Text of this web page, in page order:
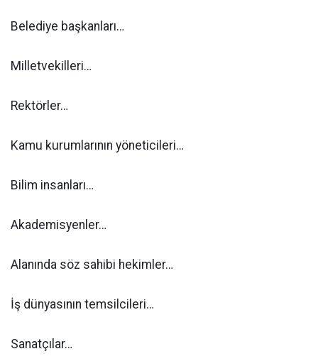
Belediye başkanları…
Milletvekilleri…
Rektörler…
Kamu kurumlarının yöneticileri…
Bilim insanları…
Akademisyenler…
Alanında söz sahibi hekimler…
İş dünyasının temsilcileri…
Sanatçılar…